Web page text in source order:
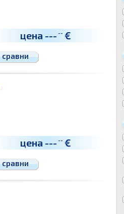
цена --- -- €
сравни
цена --- -- €
сравни